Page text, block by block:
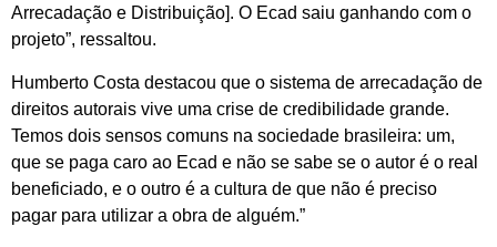
Arrecadação e Distribuição]. O Ecad saiu ganhando com o
projeto”, ressaltou.
Humberto Costa destacou que o sistema de arrecadação de
direitos autorais vive uma crise de credibilidade grande.
Temos dois sensos comuns na sociedade brasileira: um,
que se paga caro ao Ecad e não se sabe se o autor é o real
beneficiado, e o outro é a cultura de que não é preciso
pagar para utilizar a obra de alguém.”